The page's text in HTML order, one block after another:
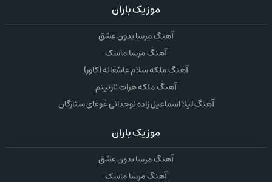
موزیک باران
آهنگ مرسا بدون عشق
آهنگ مرسا ماسک
آهنگ ملکه سلام عاشقانه (کاور)
آهنگ ملکه هرات نازنینم
آهنگ لیلا اسماعیل زاده نوحدانی غوغای ستارگان
موزیک باران
آهنگ مرسا بدون عشق
آهنگ مرسا ماسک